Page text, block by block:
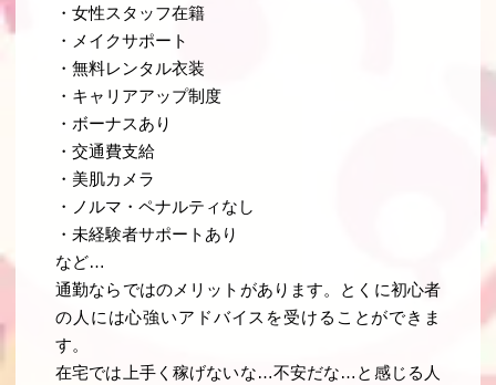
・女性スタッフ在籍
・メイクサポート
・無料レンタル衣装
・キャリアアップ制度
・ボーナスあり
・交通費支給
・美肌カメラ
・ノルマ・ペナルティなし
・未経験者サポートあり
など…
通勤ならではのメリットがあります。とくに初心者
の人には心強いアドバイスを受けることができま
す。
在宅では上手く稼げないな…不安だな…と感じる人